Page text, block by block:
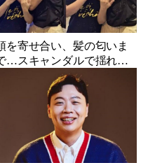
を寄せ合い、髪の匂いま
…スキャンダルで揺れた
人気俳優、ベトナム女性歌
手との親密動画が公開